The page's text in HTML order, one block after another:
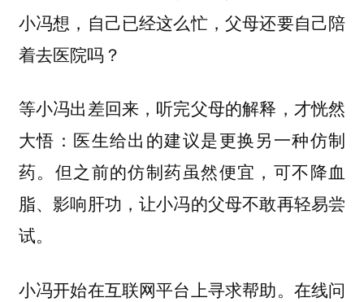
小冯想，自己已经这么忙，父母还要自己陪
着去医院吗？
等小冯出差回来，听完父母的解释，才恍然
大悟：医生给出的建议是更换另一种仿制
药。但之前的仿制药虽然便宜，可不降血
脂、影响肝功，让小冯的父母不敢再轻易尝
试。
小冯开始在互联网平台上寻求帮助。在线问